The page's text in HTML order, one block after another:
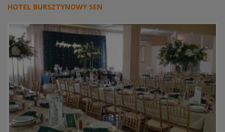
HOTEL BURSZTYNOWY SEN